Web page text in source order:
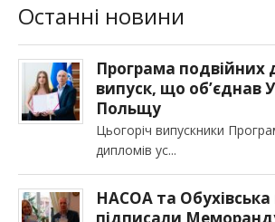
Останні новини
Програма подвійних
випуск, що об’єднав
Польщу
Цьогоріч випускники
дипломів ус
НАСОА та Обухівська